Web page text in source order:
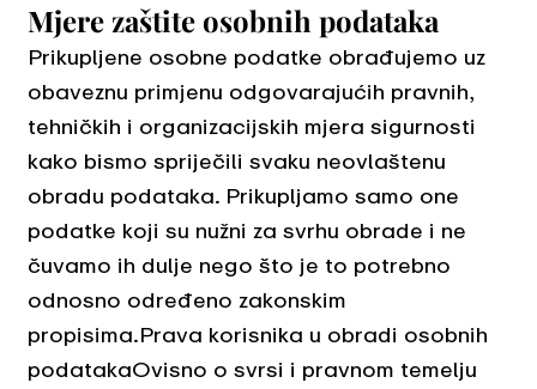
Mjere zaštite osobnih podataka
Prikupljene osobne podatke obrađujemo uz
obaveznu primjenu odgovarajućih pravnih,
tehničkih i organizacijskih mjera sigurnosti
kako bismo spriječili svaku neovlaštenu
obradu podataka. Prikupljamo samo one
podatke koji su nužni za svrhu obrade i ne
čuvamo ih dulje nego što je to potrebno
odnosno određeno zakonskim
propisima.Prava korisnika u obradi osobnih
podatakaOvisno o svrsi i pravnom temelju